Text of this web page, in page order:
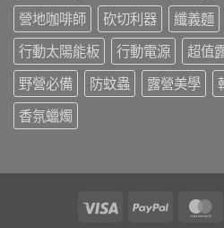
多
人
的
戶
外
回
憶，
山
野
營地咖啡師
砍切利器 纖義麵
行動太陽能板
行動電源 超值
野營必備
防蚊蟲 露營美學
香氛蠟燭
Visa PayPal